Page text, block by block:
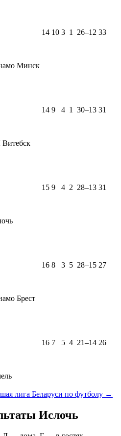
Минск
14 10 3 1 26–12 33
14 9 4 1 30–13 31
15 9 4 2 28–13 31
Брест
16 8 3 5 28–15 27
16 7 5 4 21–14 26
лига Беларуси по футболу →
Ислочь